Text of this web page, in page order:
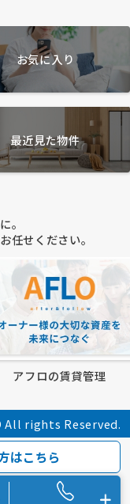
お気に入り
最近見た物件
。
任せください。
アフロの賃貸管理
All rights Reserved.
はこちら